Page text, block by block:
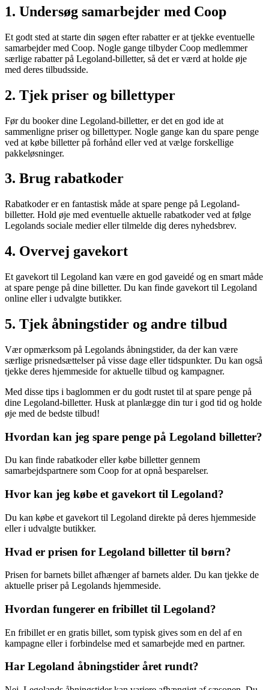
1. Undersøg samarbejder med Coop
Et godt sted at starte din søgen efter rabatter er at tjekke eventuelle
samarbejder med Coop. Nogle gange tilbyder Coop medlemmer
særlige rabatter på Legoland-billetter, så det er værd at holde øje
med deres tilbudsside.
2. Tjek priser og billettyper
Før du booker dine Legoland-billetter, er det en god ide at
sammenligne priser og billettyper. Nogle gange kan du spare penge
ved at købe billetter på forhånd eller ved at vælge forskellige
pakkeløsninger.
3. Brug rabatkoder
Rabatkoder er en fantastisk måde at spare penge på Legoland-
billetter. Hold øje med eventuelle aktuelle rabatkoder ved at følge
Legolands sociale medier eller tilmelde dig deres nyhedsbrev.
4. Overvej gavekort
Et gavekort til Legoland kan være en god gaveidé og en smart måde
at spare penge på dine billetter. Du kan finde gavekort til Legoland
online eller i udvalgte butikker.
5. Tjek åbningstider og andre tilbud
Vær opmærksom på Legolands åbningstider, da der kan være
særlige prisnedsættelser på visse dage eller tidspunkter. Du kan også
tjekke deres hjemmeside for aktuelle tilbud og kampagner.
Med disse tips i baglommen er du godt rustet til at spare penge på
dine Legoland-billetter. Husk at planlægge din tur i god tid og holde
øje med de bedste tilbud!
Hvordan kan jeg spare penge på Legoland billetter?
Du kan finde rabatkoder eller købe billetter gennem
samarbejdspartnere som Coop for at opnå besparelser.
Hvor kan jeg købe et gavekort til Legoland?
Du kan købe et gavekort til Legoland direkte på deres hjemmeside
eller i udvalgte butikker.
Hvad er prisen for Legoland billetter til børn?
Prisen for barnets billet afhænger af barnets alder. Du kan tjekke de
aktuelle priser på Legolands hjemmeside.
Hvordan fungerer en fribillet til Legoland?
En fribillet er en gratis billet, som typisk gives som en del af en
kampagne eller i forbindelse med et samarbejde med en partner.
Har Legoland åbningstider året rundt?